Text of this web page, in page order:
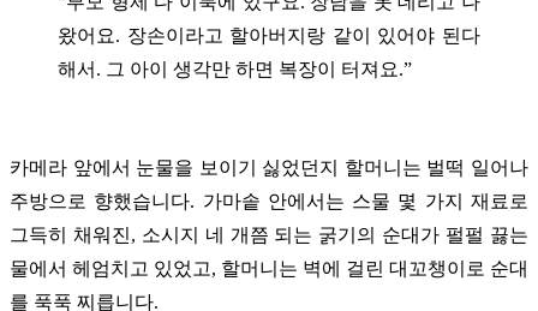
왔어요. 장손이라고 할아버지랑 같이 있어야 된다
해서. 그 아이 생각만 하면 복장이 터져요.”
카메라 앞에서 눈물을 보이기 싫었던지 할머니는 벌떡 일어나
주방으로 향했습니다. 가마솥 안에서는 스물 몇 가지 재료로
그득히 채워진, 소시지 네 개쯤 되는 굵기의 순대가 펄펄 끓는
물에서 헤엄치고 있었고, 할머니는 벽에 걸린 대꼬챙이로 순대
를 푹푹 찌릅니다.